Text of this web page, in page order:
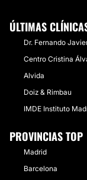
ÚLTIMAS
Dr. Fernando
Centro Cristina
Alvida
Doiz & Rimbau
IMDE Instituto
PROVINCIAS TOP
Madrid
Barcelona